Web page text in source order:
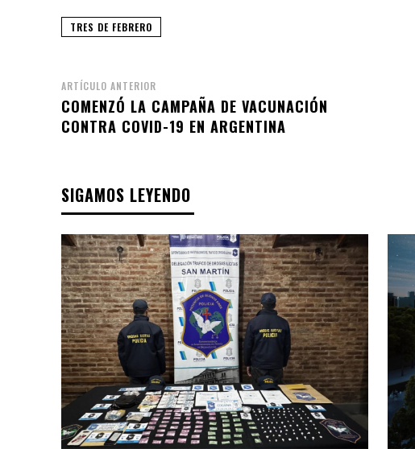
TRES DE FEBRERO
ARTÍCULO ANTERIOR
COMENZÓ LA CAMPAÑA DE VACUNACIÓN
CONTRA COVID-19 EN ARGENTINA
SIGAMOS LEYENDO